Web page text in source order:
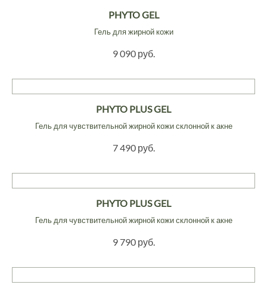
PHYTO GEL
Гель для жирной кожи
9 090 руб.
PHYTO PLUS GEL
Гель для чувствительной жирной кожи склонной к акне
7 490 руб.
PHYTO PLUS GEL
Гель для чувствительной жирной кожи склонной к акне
9 790 руб.